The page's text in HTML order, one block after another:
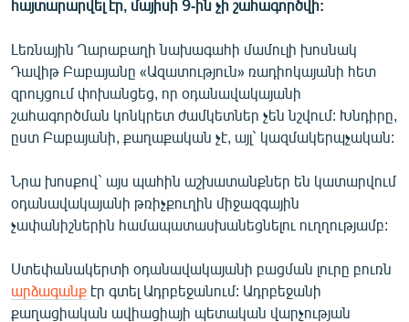
ՏԵՍԱՆՅՈՒԹԵՐ
ԲԱՆԱՎԵՃ
ՁԳՏԵԼՈՎ ԼԱՎԱԳՈՒՅՆԻՆ
ՓՈԴՔԱՍԹ
English
Русский
ՀԵՏԵՎԵՔ ՄԵԶ
հայտարարվել էր, մայիսի 9-ին չի շահագործվի:
Լեռնային Ղարաբաղի նախագահի մամուլի խոսնակ
Դավիթ Բաբայանը «Ազատություն» ռադիոկայանի հետ
զրույցում փոխանցեց, որ օդանավակայանի
շահագործման կոնկրետ ժամկետներ չեն նշվում: Խնդիրը,
ըստ Բաբայանի, քաղաքական չէ, այլ` կազմակերպչական:
Նրա խոսքով` այս պահին աշխատանքներ են կատարվում
օդանավակայանի թռիչքուղին միջազգային
չափանիշներին համապատասխանեցնելու ուղղությամբ:
Ստեփանակերտի օդանավակայանի բացման լուրը բուռն
արձագանք էր գտել Ադրբեջանում: Ադրբեջանի
քաղացիական ավիացիայի պետական վարչության